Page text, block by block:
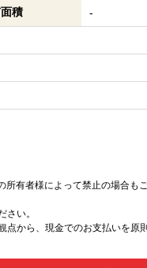
積 -
有者様によって禁止の場合も
い。
から、現金でのお支払いを原